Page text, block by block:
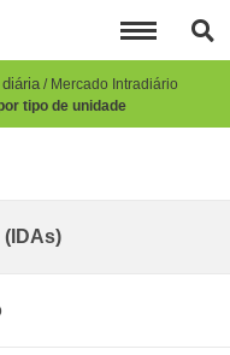
Mercado Intradiário
tipo de unidade